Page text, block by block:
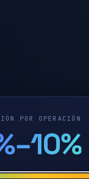
POR OPERACIÓN